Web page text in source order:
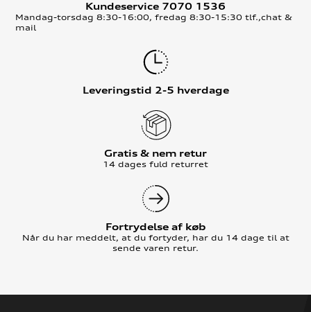
Kundeservice 7070 1536
Mandag-torsdag 8:30-16:00, fredag 8:30-15:30 tlf.,chat &
mail
Leveringstid 2-5 hverdage
Gratis & nem retur
14 dages fuld returret
Fortrydelse af køb
Når du har meddelt, at du fortyder, har du 14 dage til at
sende varen retur.